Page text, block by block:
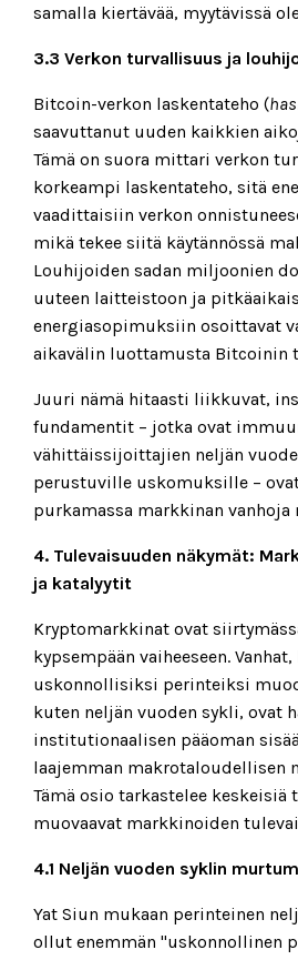
samalla kiertävää, myytävissä
3.3 Verkon turvallisuus ja
Bitcoin-verkon laskentateho (
saavuttanut uuden kaikkien
Tämä on suora mittari verkon
korkeampi laskentateho, sitä
vaadittaisiin verkon
mikä tekee siitä käytännössä
Louhijoiden sadan miljoonien
uuteen laitteistoon ja
energiasopimuksiin osoittavat
aikavälin luottamusta Bitcoinin
Juuri nämä hitaasti liikkuvat,
fundamentit – jotka ovat
vähittäissijoittajien neljän
perustuville uskomuksille –
purkamassa markkinan vanhoja
4. Tulevaisuuden näkymät:
ja katalyytit
Kryptomarkkinat ovat
kypsempään vaiheeseen. Vanhat,
uskonnollisiksi perinteiksi
kuten neljän vuoden sykli, ovat
institutionaalisen pääoman
laajemman makrotaloudellisen
Tämä osio tarkastelee
muovaavat markkinoiden
4.1 Neljän vuoden syklin
Yat Siun mukaan perinteinen
ollut enemmän "uskonnollinen